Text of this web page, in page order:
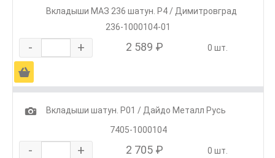
Вкладыши МАЗ 236 шатун. Р4 / Димитровград
236-1000104-01
- + 2 589 ₽ 0 шт.
Ä
1
Вкладыши шатун. Р01 / Дайдо Металл Русь
7405-1000104
- + 2 705 ₽ 0 шт.